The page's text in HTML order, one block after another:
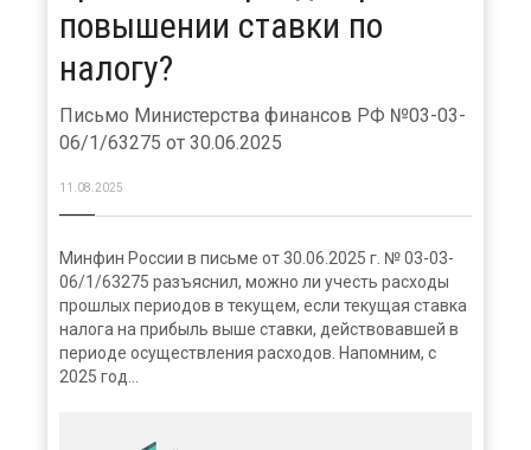
повышении ставки по
налогу?
Письмо Министерства финансов РФ №03-03-
06/1/63275 от 30.06.2025
11.08.2025
Минфин России в письме от 30.06.2025 г. № 03-03-
06/1/63275 разъяснил, можно ли учесть расходы
прошлых периодов в текущем, если текущая ставка
налога на прибыль выше ставки, действовавшей в
периоде осуществления расходов. Напомним, с
2025 год...